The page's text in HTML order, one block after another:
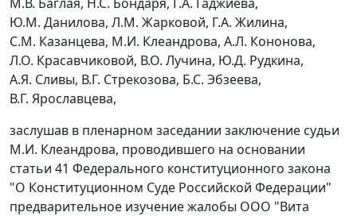
Ю.М. Данилова, Л.М. Жарковой, Г.А. Жилина,
С.М. Казанцева, М.И. Клеандрова, А.Л. Кононова,
Л.О. Красавчиковой, В.О. Лучина, Ю.Д. Рудкина,
А.Я. Сливы, В.Г. Стрекозова, Б.С. Эбзеева,
В.Г. Ярославцева,
заслушав в пленарном заседании заключение судьи
М.И. Клеандрова, проводившего на основании
статьи 41 Федерального конституционного закона
"О Конституционном Суде Российской Федерации"
предварительное изучение жалобы ООО "Вита